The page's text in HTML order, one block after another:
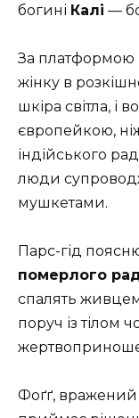
богині Калі —
За платформою
жінку в
шкіра світла, і
європейкою,
індійського
люди
мушкетами.
Парс-гід
померлого
спалять
поруч із тілом
Фоґґ, вражений